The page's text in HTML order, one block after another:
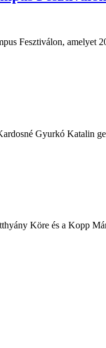
Fesztiválon, amelyet
Gyurkó Katalin
Köre és a Kopp